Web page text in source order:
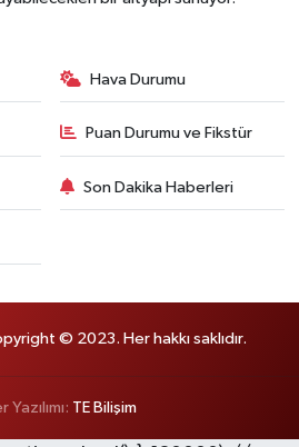
Hava Durumu
Puan Durumu ve Fikstür
Son Dakika Haberleri
© 2023. Her hakkı saklıdır.
Yazılımı: TE Bilişim